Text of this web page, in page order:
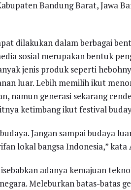
Bandung Barat, Jawa
dilakukan dalam berbagai
sosial merupakan bentuk
jenis produk seperti
luar. Lebih memilih ikut
namun generasi sekarang
ketimbang ikut festival
Jangan sampai budaya
lokal bangsa Indonesia,” kata
adanya kemajuan
Meleburkan batas-batas